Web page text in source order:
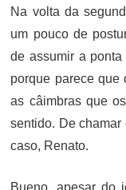
Na volta da
um pouco de
de assumir a
porque parece que
as câimbras que
sentido. De
caso, Renato.